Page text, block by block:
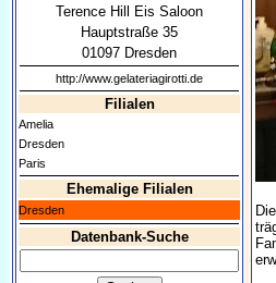
Terence Hill Eis Saloon
Hauptstraße 35
01097 Dresden
http://www.gelateriagirotti.de
Filialen
Amelia
Dresden
Paris
Ehemalige Filialen
Dresden
Datenbank-Suche